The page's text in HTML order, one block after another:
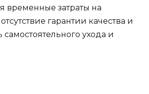
временные затраты на
гарантии качества и
ухода и